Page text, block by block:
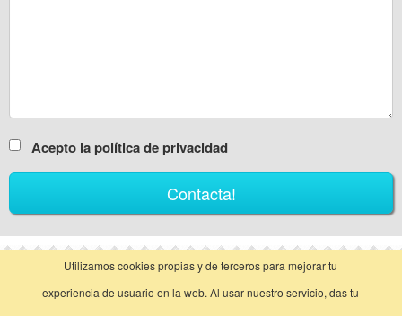
Acepto la política de privacidad
Llamar Contactar
Utilizamos cookies propias y de terceros para mejorar tu
experiencia de usuario en la web. Al usar nuestro servicio, das tu
vista clásica